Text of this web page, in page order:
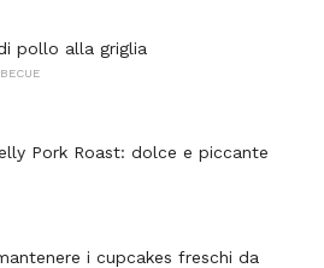
pollo alla griglia
Pork Roast: dolce e piccante
i cupcakes freschi da